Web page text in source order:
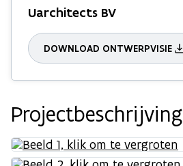
Uarchitects BV
DOWNLOAD ONTWERPVISIE
Projectbeschrijving